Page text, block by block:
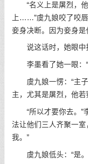
“名义上是屠烈，他
上……”虞九娘咬了咬
妾身决断。因为妾身
说这话时，她眼中
李墨看了她一眼：“
虞九娘一愣：“主子
主，尤其是屠烈，他
“所以才要你去。”
法让他们三人齐聚一
我。”
虞九娘低头：“是。